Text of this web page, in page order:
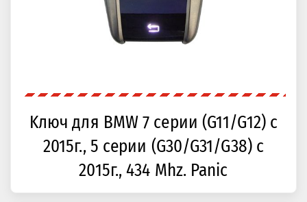
Kлюч для BMW 7 серии (G11/G12) с
2015г., 5 серии (G30/G31/G38) с
2015г., 434 Mhz. Panic